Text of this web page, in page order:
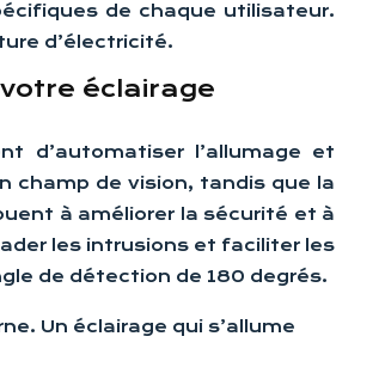
de chaque utilisateur.
d’électricité.
éclairage
d’automatiser l’allumage et
champ de vision, tandis que la
à améliorer la sécurité et à
les intrusions et faciliter les
de détection de 180 degrés.
Un éclairage qui s’allume